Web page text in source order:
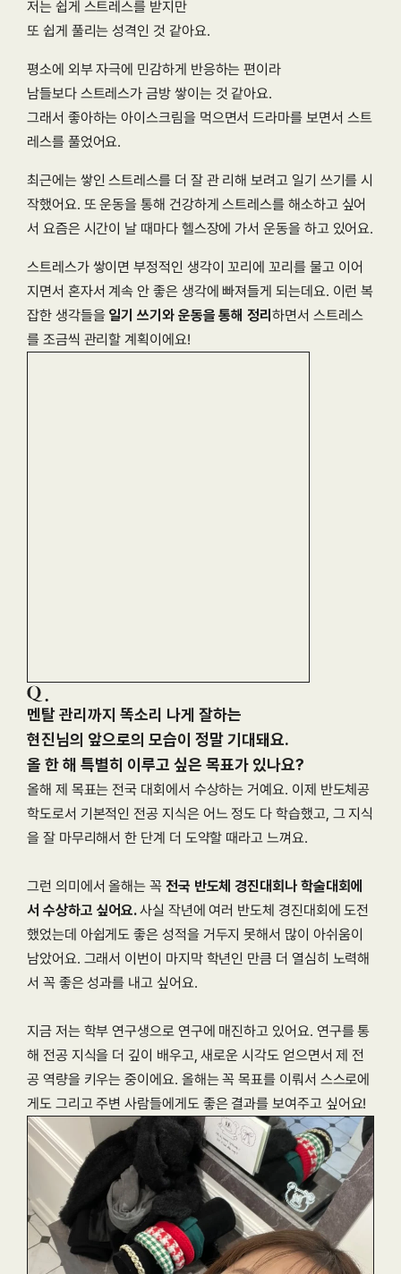
저는 쉽게 스트레스를 받지만
또 쉽게 풀리는 성격인 것 같아요.
평소에 외부 자극에 민감하게 반응하는 편이라
남들보다 스트레스가 금방 쌓이는 것 같아요.
그래서 좋아하는 아이스크림을 먹으면서 드라마를 보면서 스트
레스를 풀었어요.
최근에는 쌓인 스트레스를 더 잘 관 리해 보려고 일기 쓰기를 시
작했어요. 또 운동을 통해 건강하게 스트레스를 해소하고 싶어
서 요즘은 시간이 날 때마다 헬스장에 가서 운동을 하고 있어요.
스트레스가 쌓이면 부정적인 생각이 꼬리에 꼬리를 물고 이어
지면서 혼자서 계속 안 좋은 생각에 빠져들게 되는데요. 이런 복
잡한 생각들을 일기 쓰기와 운동을 통해 정리하면서 스트레스
를 조금씩 관리할 계획이에요!
멘탈 관리까지 똑소리 나게 잘하는
현진님의 앞으로의 모습이 정말 기대돼요.
올해 제 목표는 전국 대회에서 수상하는 거예요. 이제 반도체공
학도로서 기본적인 전공 지식은 어느 정도 다 학습했고, 그 지식
을 잘 마무리해서 한 단계 더 도약할 때라고 느껴요.
그런 의미에서 올해는 꼭 전국 반도체 경진대회나 학술대회에
서 수상하고 싶어요. 사실 작년에 여러 반도체 경진대회에 도전
했었는데 아쉽게도 좋은 성적을 거두지 못해서 많이 아쉬움이
남았어요. 그래서 이번이 마지막 학년인 만큼 더 열심히 노력해
서 꼭 좋은 성과를 내고 싶어요.
지금 저는 학부 연구생으로 연구에 매진하고 있어요. 연구를 통
해 전공 지식을 더 깊이 배우고, 새로운 시각도 얻으면서 제 전
공 역량을 키우는 중이에요. 올해는 꼭 목표를 이뤄서 스스로에
게도 그리고 주변 사람들에게도 좋은 결과를 보여주고 싶어요!